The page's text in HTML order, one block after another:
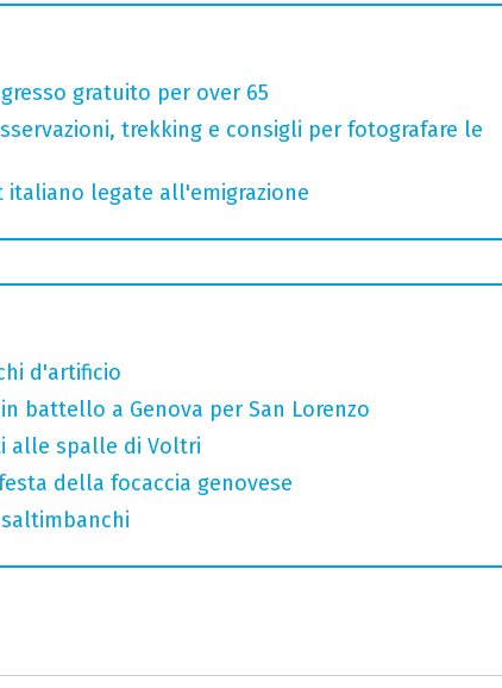
gratuito per over 65
trekking e consigli per fotografare le
italiano legate all'emigrazione
d'artificio
battello a Genova per San Lorenzo
alle spalle di Voltri
della focaccia genovese